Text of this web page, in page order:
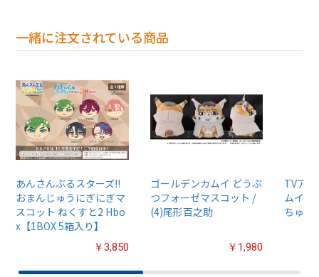
一緒に注文されている商品
あんさんぶるスターズ!!
おまんじゅうにぎにぎマ
スコット ねくすと2 Hbo
x【1BOX 5箱入り】
￥3,850
ゴールデンカムイ どうぶ
つフォーゼマスコット /
(4)尾形百之助
￥1,980
TVア
ムイ』
ちゅる